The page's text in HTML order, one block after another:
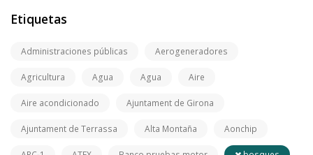
Etiquetas
Administraciones públicas Aerogeneradores
Agricultura Agua Agua Aire
Aire acondicionado Ajuntament de Girona
Ajuntament de Terrassa Alta Montaña Aonchip